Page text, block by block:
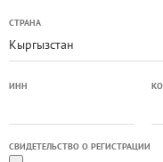
СТРАНА
Кыргызстан
ИНН
СВИДЕТЕЛЬСТВО О РЕГИСТРАЦИИ